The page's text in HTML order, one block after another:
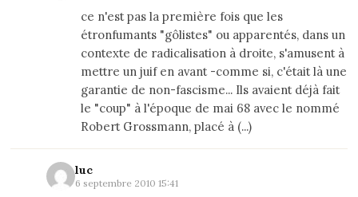
ce n'est pas la première fois que les
étronfumants "gôlistes" ou apparentés, dans un
contexte de radicalisation à droite, s'amusent à
mettre un juif en avant -comme si, c'était là une
garantie de non-fascisme... Ils avaient déjà fait
le "coup" à l'époque de mai 68 avec le nommé
Robert Grossmann, placé à (...)
luc
6 septembre 2010 15:41